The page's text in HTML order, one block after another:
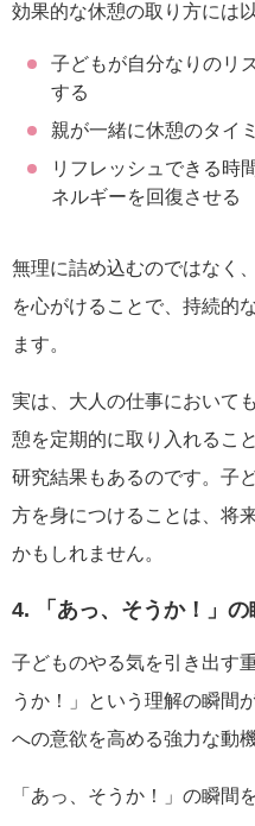
効果的な休憩の取り方には
子どもが自分なりのリ
する
親が一緒に休憩のタイ
リフレッシュできる時
ネルギーを回復させる
無理に詰め込むのではなく
を心がけることで、持続的
ます。
実は、大人の仕事において
憩を定期的に取り入れるこ
研究結果もあるのです。子
方を身につけることは、将
かもしれません。
4. 「あっ、そうか！」
子どものやる気を引き出す
うか！」という理解の瞬間
への意欲を高める強力な動
「あっ、そうか！」の瞬間